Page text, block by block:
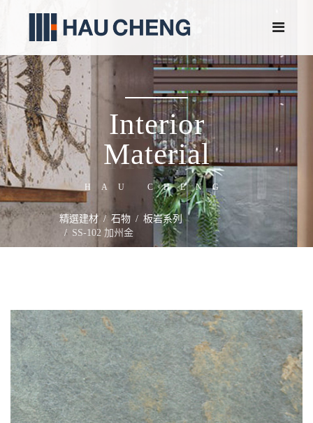
Interior
Material
HAU CHENG
精選建材 石物
板岩系列
SS-102 加州金